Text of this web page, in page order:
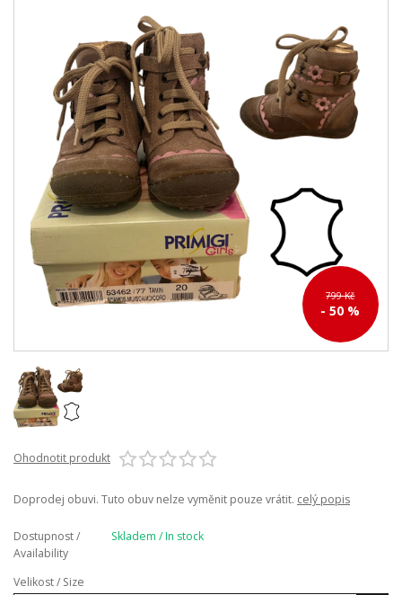
799 Kč
- 50 %
Ohodnotit produkt
Doprodej obuvi. Tuto obuv nelze vyměnit pouze vrátit. celý popis
Dostupnost /
Availability
Skladem / In stock
Velikost / Size